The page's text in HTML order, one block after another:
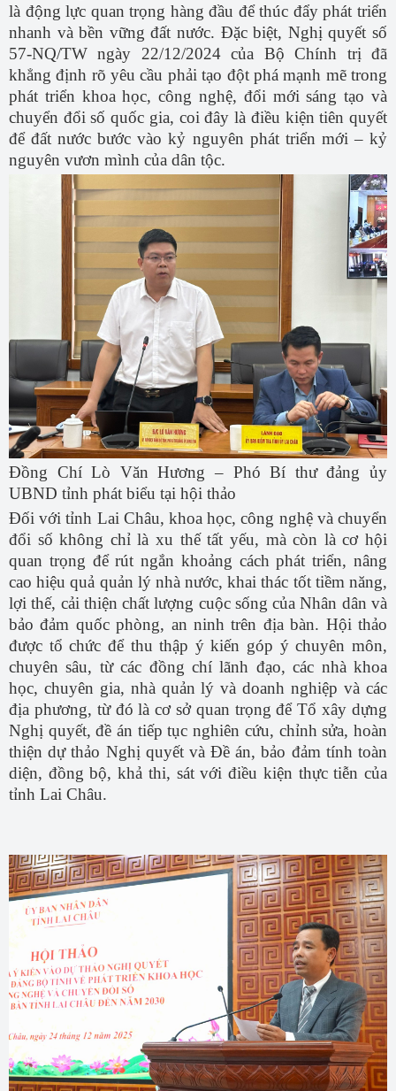
là động lực quan trọng hàng đầu để thúc đẩy phát triển
nhanh và bền vững đất nước. Đặc biệt, Nghị quyết số
57-NQ/TW ngày 22/12/2024 của Bộ Chính trị đã
khẳng định rõ yêu cầu phải tạo đột phá mạnh mẽ trong
phát triển khoa học, công nghệ, đổi mới sáng tạo và
chuyển đổi số quốc gia, coi đây là điều kiện tiên quyết
để đất nước bước vào kỷ nguyên phát triển mới – kỷ
nguyên vươn mình của dân tộc.
Đồng Chí Lò Văn Hương – Phó Bí thư đảng ủy
UBND tỉnh phát biểu tại hội thảo
Đối với tỉnh Lai Châu, khoa học, công nghệ và chuyển
đổi số không chỉ là xu thế tất yếu, mà còn là cơ hội
quan trọng để rút ngắn khoảng cách phát triển, nâng
cao hiệu quả quản lý nhà nước, khai thác tốt tiềm năng,
lợi thế, cải thiện chất lượng cuộc sống của Nhân dân và
bảo đảm quốc phòng, an ninh trên địa bàn. Hội thảo
được tổ chức để thu thập ý kiến góp ý chuyên môn,
chuyên sâu, từ các đồng chí lãnh đạo, các nhà khoa
học, chuyên gia, nhà quản lý và doanh nghiệp và các
địa phương, từ đó là cơ sở quan trọng để Tổ xây dựng
Nghị quyết, đề án tiếp tục nghiên cứu, chỉnh sửa, hoàn
thiện dự thảo Nghị quyết và Đề án, bảo đảm tính toàn
diện, đồng bộ, khả thi, sát với điều kiện thực tiễn của
tỉnh Lai Châu.